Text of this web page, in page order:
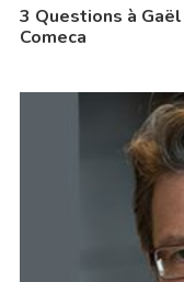
3 Questions à
Comeca